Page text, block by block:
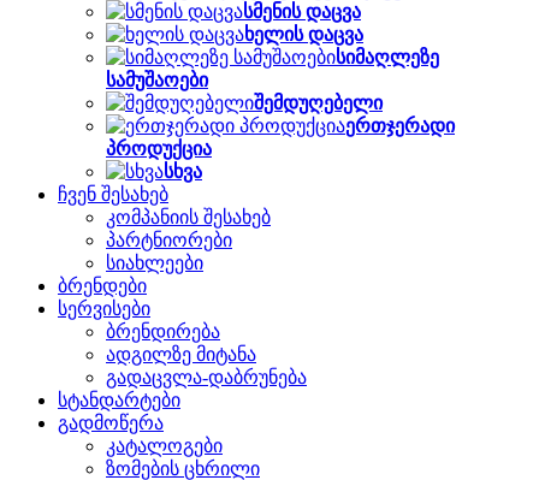
სმენის დაცვა
ხელის დაცვა
სიმაღლეზე
სამუშაოები
შემდუღებელი
ერთჯერადი
პროდუქცია
სხვა
ჩვენ შესახებ
კომპანიის შესახებ
პარტნიორები
სიახლეები
ბრენდები
სერვისები
ბრენდირება
ადგილზე მიტანა
გადაცვლა-დაბრუნება
სტანდარტები
გადმოწერა
კატალოგები
ზომების ცხრილი